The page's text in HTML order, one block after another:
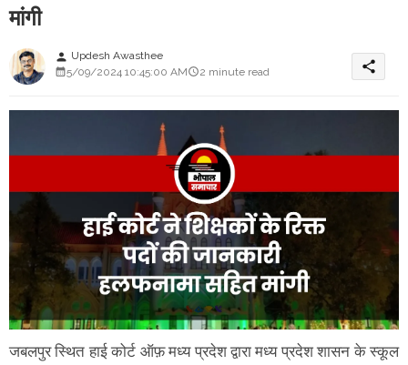
मांगी
person Updesh Awasthee
5/09/2024 10:45:00 AM
2 minute read share
जबलपुर स्थित हाई कोर्ट ऑफ़ मध्य प्रदेश द्वारा मध्य प्रदेश शासन के स्कूल